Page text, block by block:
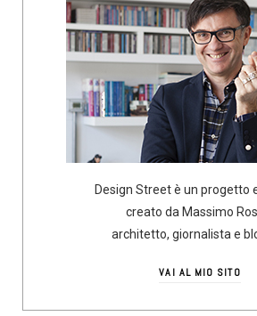
Design Street è un progetto
creato da Massimo
architetto, giornalista e
VAI AL MIO SITO